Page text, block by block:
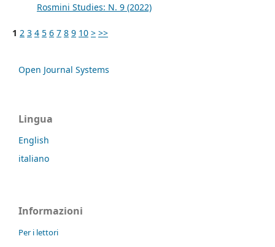
Rosmini Studies: N. 9 (2022)
1 2 3 4 5 6 7 8 9 10 > >>
Open Journal Systems
Lingua
English
italiano
Informazioni
Per i lettori